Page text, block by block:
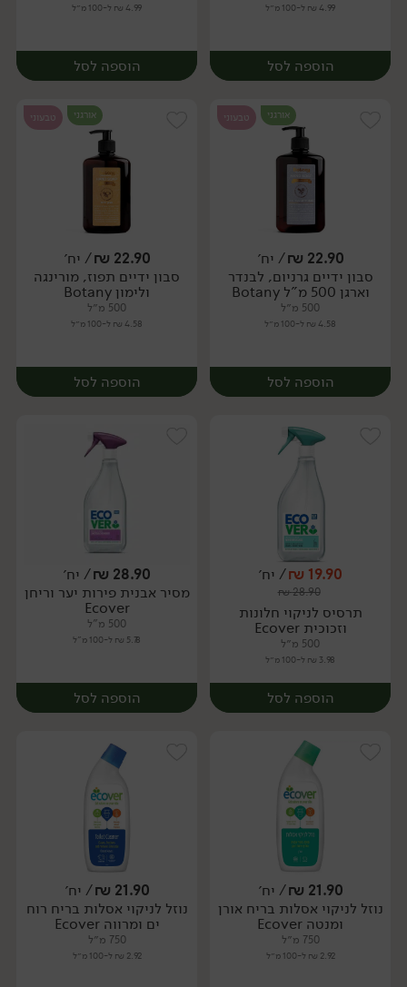
4.99 ₪ ל-100 מ״ל
הוספה לסל
יח׳
4.99 ₪ ל-100 מ״ל
הוספה לסל
יח׳
אורגני טבעוני
22.90
₪/ יח׳
סבון ידיים גרניום, לבנדר
וארגן 500 מ"ל Botany
500 מ״ל
4.58 ₪ ל-100 מ״ל
הוספה לסל
יח׳
אורגני טבעוני
22.90
₪/ יח׳
סבון ידיים תפוז, מורינגה
ולימון Botany
500 מ״ל
4.58 ₪ ל-100 מ״ל
הוספה לסל
יח׳
19.90
₪/ יח׳
28.90
₪
תרסיס לניקוי חלונות
וזכוכית Ecover
500 מ״ל
3.98 ₪ ל-100 מ״ל
הוספה לסל
יח׳
28.90
₪/ יח׳
מסיר אבנית פירות יער וריחן
Ecover
500 מ"ל
5.78 ₪ ל-100 מ"ל
הוספה לסל
יח׳
21.90
₪/ יח׳
נוזל לניקוי אסלות בריח אורן
ומנטה Ecover
750 מ״ל
2.92 ₪ ל-100 מ״ל
21.90
₪/ יח׳
נוזל לניקוי אסלות בריח רוח
ים ומרווה Ecover
750 מ״ל
2.92 ₪ ל-100 מ״ל